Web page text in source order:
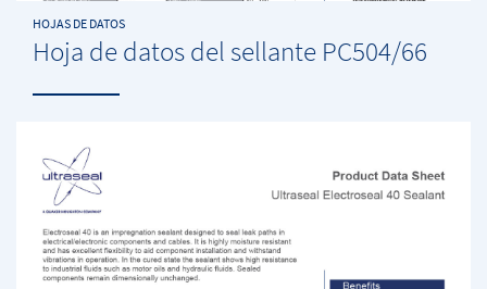
HOJAS DE DATOS
Hoja de datos del sellante PC504/66